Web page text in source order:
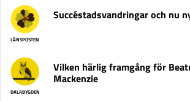
LÄNSPOSTEN
Succéstadsvandringar och nu
DALABYGDEN
Vilken härlig framgång för
Mackenzie